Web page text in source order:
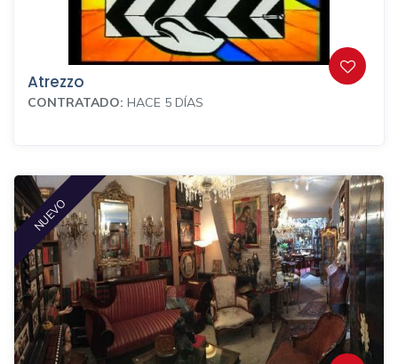
Atrezzo
CONTRATADO: HACE 5 DÍAS
NUEVO